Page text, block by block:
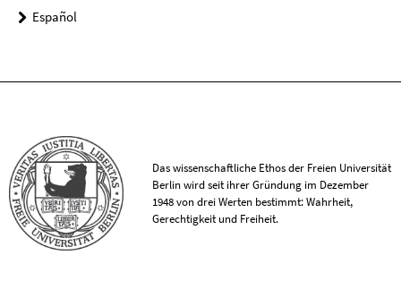
Español
Das wissenschaftliche Ethos der Freien Universität
Berlin wird seit ihrer Gründung im Dezember
1948 von drei Werten bestimmt: Wahrheit,
Gerechtigkeit und Freiheit.